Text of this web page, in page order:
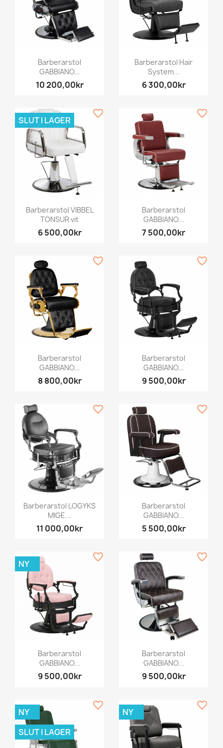
Barberarstol
GABBIANO...
10 200,00kr
Barberarstol Hair
System...
6 300,00kr
Barberarstol VIBBEL
TONSUR vit
6 500,00kr
SLUT I LAGER
favorite_border
Barberarstol
GABBIANO...
7 500,00kr
favorite_border
Barberarstol
GABBIANO...
8 800,00kr
favorite_border
Barberarstol
GABBIANO...
9 500,00kr
favorite_border
Barberarstol LOGYKS
MIGE...
11 000,00kr
favorite_border
Barberarstol
GABBIANO...
5 500,00kr
favorite_border
Barberarstol
GABBIANO...
9 500,00kr
NY
favorite_border
Barberarstol
GABBIANO...
9 500,00kr
favorite_border
NY
SLUT I LAGER
favorite_border
NY
favorite_border